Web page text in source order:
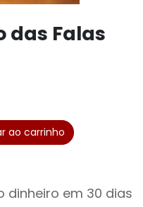
das Falas
ao carrinho
dinheiro em 30 dias